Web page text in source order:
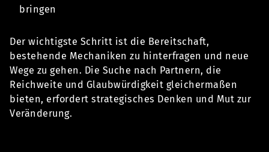
bringen
Der wichtigste Schritt ist die Bereitschaft,
bestehende Mechaniken zu hinterfragen und neue
Wege zu gehen. Die Suche nach Partnern, die
Reichweite und Glaubwürdigkeit gleichermaßen
bieten, erfordert strategisches Denken und Mut zur
Veränderung.